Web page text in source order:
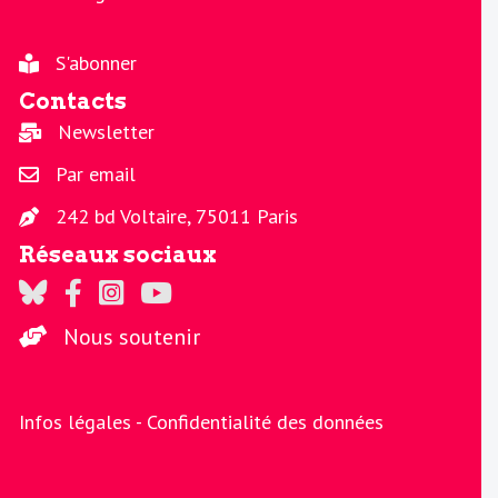
S'abonner
Contacts
Newsletter
Par email
242 bd Voltaire, 75011 Paris
Réseaux sociaux
Regards sur Twitter
Regards sur Facebook
Regards sur Instagram
La chaine Regards sur Youtube
Nous soutenir
Infos légales - Confidentialité des données